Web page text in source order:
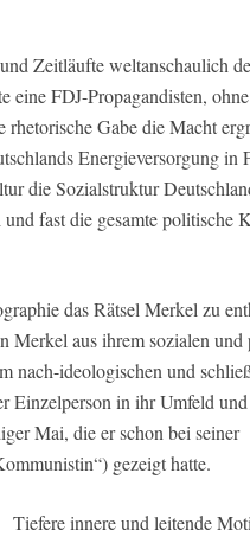
Zeitläufte weltanschaulich
FDJ-Propagandisten,
Gabe die Macht
Energieversorgung in
die Sozialstruktur
fast die gesamte politische
das Rätsel Merkel zu
Merkel aus ihrem sozialen und
nach-ideologischen und
Einzelperson in ihr Umfeld
Mai, die er schon bei seiner
gezeigt hatte.
Tiefere innere und leitende